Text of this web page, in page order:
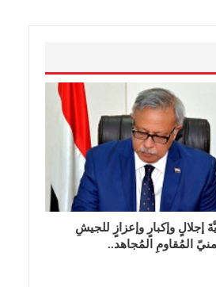
إجلالٍ وإكبارٍ وإعزازٍ للجيشِ
المُقاومِ المُجاهد..